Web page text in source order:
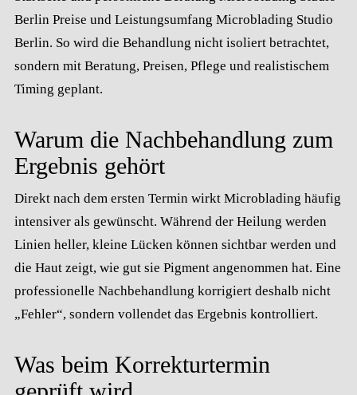
Berlin Preise und Leistungsumfang Microblading Studio
Berlin. So wird die Behandlung nicht isoliert betrachtet,
sondern mit Beratung, Preisen, Pflege und realistischem
Timing geplant.
Warum die Nachbehandlung zum
Ergebnis gehört
Direkt nach dem ersten Termin wirkt Microblading häufig
intensiver als gewünscht. Während der Heilung werden
Linien heller, kleine Lücken können sichtbar werden und
die Haut zeigt, wie gut sie Pigment angenommen hat. Eine
professionelle Nachbehandlung korrigiert deshalb nicht
„Fehler“, sondern vollendet das Ergebnis kontrolliert.
Was beim Korrekturtermin